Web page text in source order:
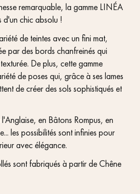
remarquable, la gamme LINÉA
chic absolu !
de teintes avec un fini mat,
par des bords chanfreinés qui
De plus, cette gamme
de poses qui, grâce à ses lames
de créer des sols sophistiqués et
en Bâtons Rompus, en
les possibilités sont infinies pour
avec élégance.
sont fabriqués à partir de Chêne